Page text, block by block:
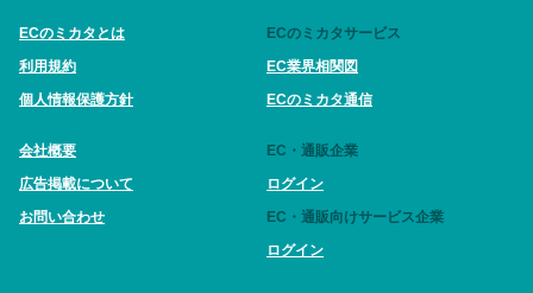
ECのミカタとは
利用規約
個人情報保護方針
会社概要
広告掲載について
お問い合わせ
ECのミカタサービス
EC業界相関図
ECのミカタ通信
EC・通販企業
ログイン
EC・通販向けサービス企業
ログイン